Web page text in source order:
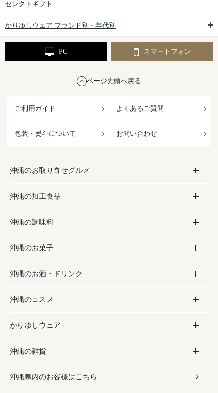
セレクトギフト
かりゆしウェア ブランド別・年代別
PC スマートフォン
ページ先頭へ戻る
ご利用ガイド よくあるご質問
包装・熨斗について お問い合わせ
沖縄のお取り寄せグルメ
お取り寄せグルメ
フルーツ・野菜
お肉
海産物
沖縄の加工食品
加工食品
缶詰／パウチ
沖縄料理
沖縄そば／乾麺
レトルト食品
乾物／粉類
沖縄の調味料
調味料
砂糖／黒砂糖
塩
お酢／ドレッシング
しょうゆ
みそ
沖縄のお菓子
お菓子
黒糖
ちんすこう
伝統菓子
スナック
沖縄のお酒・ドリンク
お酒・ドリンク
泡盛
ビール・チューハイ
ワイン・ウィスキー・カクテル
沖縄のコスメ
コスメ
スキンケア
ボディケア
かりゆしウェア
かりゆしウェア
メンズ
沖縄の雑貨
雑貨
沖縄県内のお客様はこちら